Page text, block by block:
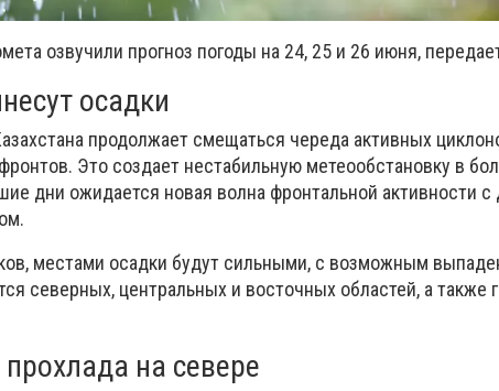
озвучили прогноз погоды на 24, 25 и 26 июня,
осадки
продолжает смещаться череда активных
Это создает нестабильную метеообстановку в
дни ожидается новая волна фронтальной активности
местами осадки будут сильными, с возможным
северных, центральных и восточных областей, а также
на севере